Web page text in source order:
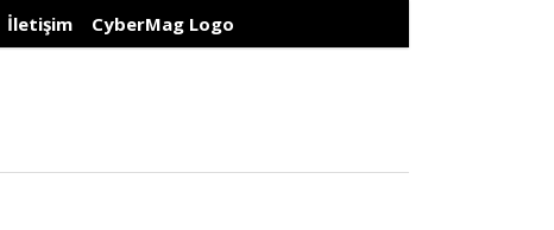
İletişim CyberMag Logo